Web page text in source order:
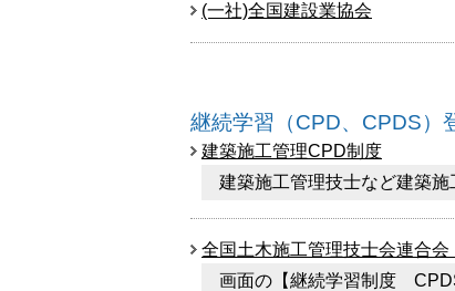
(一社)全国建設業協会
継続学習（CPD、CPDS）
建築施工管理CPD制度
建築施工管理技士など建築
全国土木施工管理技士会連合会
画面の【継続学習制度